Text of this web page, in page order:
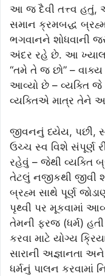
આ જ દૈવી તત્ત્વ હતું,
સમાન ક્રમબદ્ધ
ભગવાનને શોધવાની
અંદર રહે છે. આ ખ્યાલ
“તમે તે જ છો” – વાક્ય
આવ્યો છે – વ્યક્તિ
વ્યક્તિએ માત્ર તેને
જીવનનું ધ્યેય, પછી,
ઉચ્ચ સ્વ વિશે સંપૂર્ણ
રહેવું – જેથી વ્યક્તિ
તેટલું નજીકથી જીવી
બ્રહ્મ સાથે પૂર્ણ
પૃથ્વી પર મૂકવામાં
તેમની ફરજ (ધર્મ)
કરવા માટે યોગ્ય
સારાની અજ્ઞાનતા અને
ધર્મનું પાલન કરવામાં